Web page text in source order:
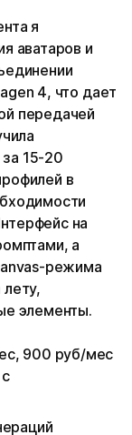
я
аватаров и
4, что дает
передачей
15-20
в
на
а
режима
элементы.
900 руб/мес